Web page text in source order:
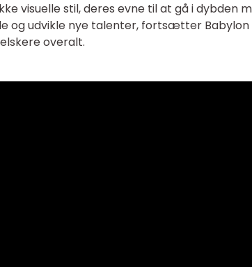
visuelle stil, deres evne til at gå i dybden
og udvikle nye talenter, fortsætter Babylon
overalt.